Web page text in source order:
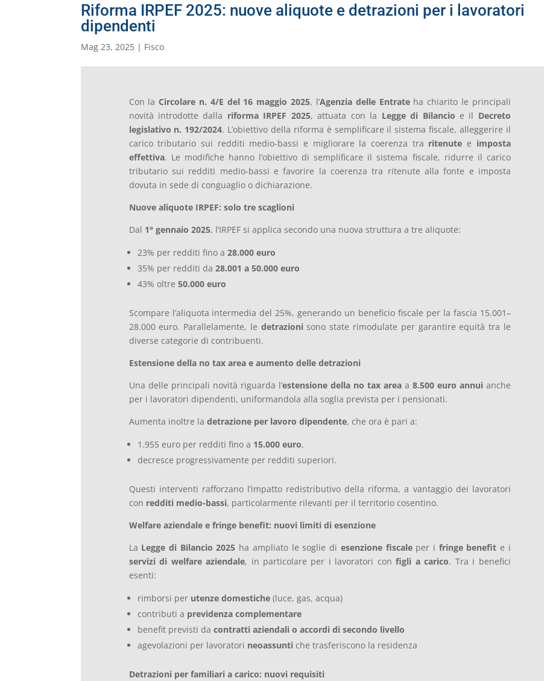
Riforma IRPEF 2025: nuove aliquote e detrazioni per i lavoratori
dipendenti
Mag 23, 2025 | Fisco
Con la Circolare n. 4/E del 16 maggio 2025, l’Agenzia delle Entrateha chiarito le principali
novità introdotte dalla riforma IRPEF 2025, attuata con la Legge di Bilancio e il Decreto
legislativo n. 192/2024. L’obiettivo della riforma è semplificare il sistema fiscale, alleggerire il
carico tributario sui redditi medio-bassi e migliorare la coerenza tra ritenute e imposta
effettiva. Le modifiche hanno l’obiettivo di semplificare il sistema fiscale, ridurre il carico
tributario sui redditi medio-bassi e favorire la coerenza tra ritenute alla fonte e imposta
dovuta in sede di conguaglio o dichiarazione.
Nuove aliquote IRPEF: solo tre scaglioni
Dal 1° gennaio 2025, l’IRPEF si applica secondo una nuova struttura a tre aliquote:
23% per redditi fino a 28.000 euro
35% per redditi da 28.001 a 50.000 euro
43% oltre 50.000 euro
Scompare l’aliquota intermedia del 25%, generando un beneficio fiscale per la fascia 15.001–
28.000 euro. Parallelamente, le detrazioni sono state rimodulate per garantire equità tra le
diverse categorie di contribuenti.
Estensione della no tax area e aumento delle detrazioni
Una delle principali novità riguarda l’estensione della no tax areaa 8.500 euro annui anche
per i lavoratori dipendenti, uniformandola alla soglia prevista per i pensionati.
Aumenta inoltre la detrazione per lavoro dipendente, che ora è pari a:
1.955 euro per redditi fino a 15.000 euro,
decresce progressivamente per redditi superiori.
Questi interventi rafforzano l’impatto redistributivo della riforma, a vantaggio dei lavoratori
con redditi medio-bassi, particolarmente rilevanti per il territorio cosentino.
Welfare aziendale e fringe benefit: nuovi limiti di esenzione
La Legge di Bilancio 2025 ha ampliato le soglie di esenzione fiscaleper i fringe benefit e i
servizi di welfare aziendale, in particolare per i lavoratori configli a carico. Tra i benefici
esenti:
rimborsi per utenze domestiche(luce, gas, acqua)
contributi a previdenza complementare
benefit previsti da contratti aziendali o accordi di secondo livello
agevolazioni per lavoratori neoassunti che trasferiscono la residenza
Detrazioni per familiari a carico: nuovi requisiti